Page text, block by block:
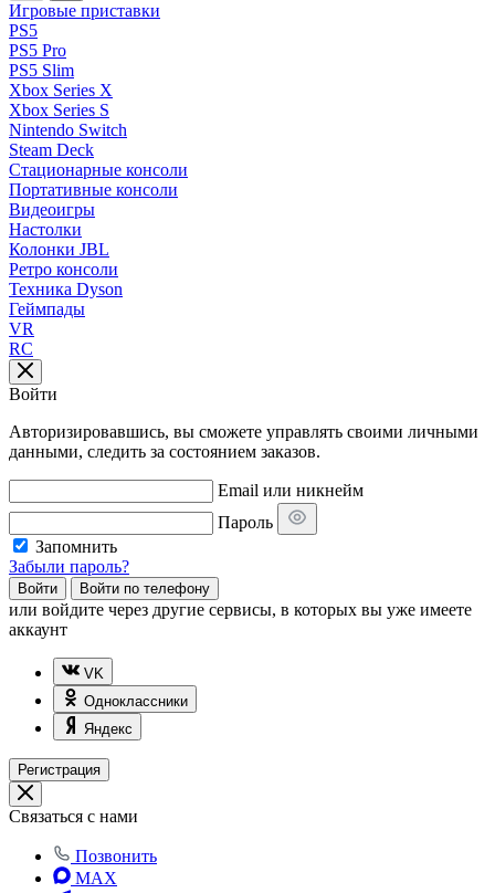
Игровые приставки
PS5
PS5 Pro
PS5 Slim
Xbox Series X
Xbox Series S
Nintendo Switch
Steam Deck
Стационарные консоли
Портативные консоли
Видеоигры
Настолки
Колонки JBL
Ретро консоли
Техника Dyson
Геймпады
VR
RC
Войти
Авторизировавшись, вы сможете управлять своими личными
данными, следить за состоянием заказов.
Email или никнейм
Пароль
Запомнить
Забыли пароль?
Войти Войти по телефону
или войдите через другие сервисы, в которых вы уже имеете
аккаунт
VK
Одноклассники
Яндекс
Регистрация
Связаться с нами
Позвонить
MAX